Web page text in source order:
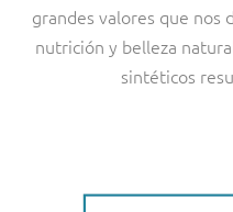
grandes valores que nos
nutrición y belleza
sintéticos